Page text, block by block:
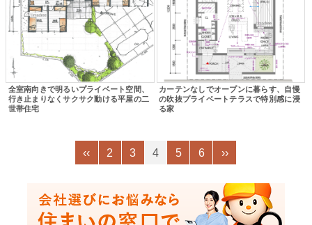
全室南向きで明るいプライベート空間、
行き止まりなくサクサク動ける平屋の二
世帯住宅
カーテンなしでオープンに暮らす、自慢
の吹抜プライベートテラスで特別感に浸
る家
‹‹ 2 3 4 5 6 ››